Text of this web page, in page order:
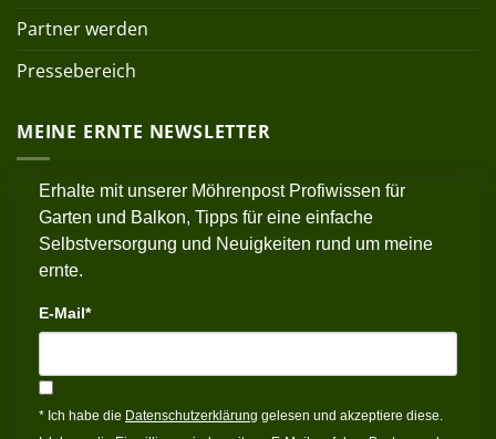
Partner werden
Pressebereich
MEINE ERNTE NEWSLETTER
Erhalte mit unserer Möhrenpost Profiwissen für
Garten und Balkon, Tipps für eine einfache
Selbstversorgung und Neuigkeiten rund um meine
ernte.
E-Mail*
* Ich habe die Datenschutzerklärung gelesen und akzeptiere diese.